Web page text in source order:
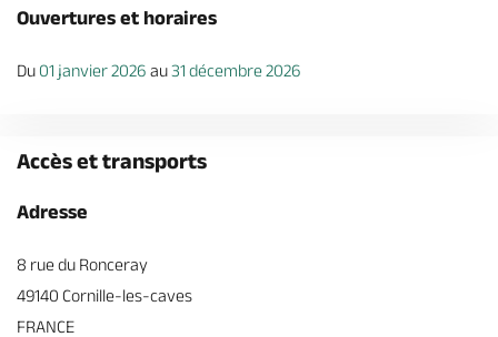
Ouvertures et horaires
Du 01 janvier 2026 au31 décembre 2026
Accès et transports
Adresse
8 rue du Ronceray
49140 Cornille-les-caves
FRANCE